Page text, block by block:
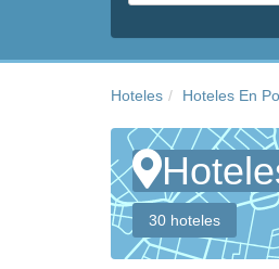
Hoteles Hoteles En
30 hoteles